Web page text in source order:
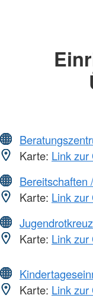
Karte: Link zur
Bereitschaften
Karte: Link zur
Jugendrotkreuz
Karte: Link zur
Karte: Link zur